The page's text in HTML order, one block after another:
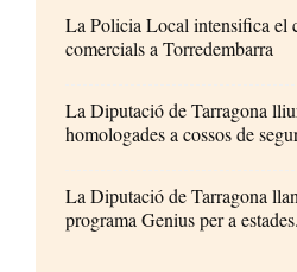
La Policia Local intensifica el
comercials a Torredembarra
La Diputació de Tarragona
homologades a cossos de
La Diputació de Tarragona
programa Genius per a